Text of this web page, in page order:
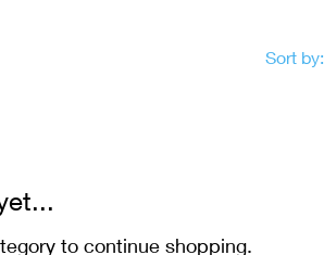
Sort by:
to continue shopping.